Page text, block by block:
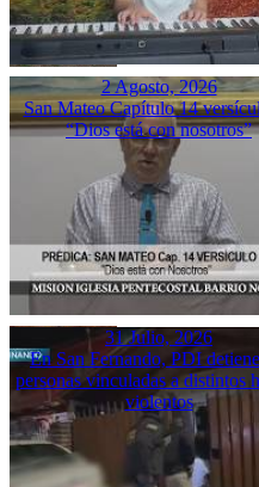
2 Agosto, 2026
San Mateo Capítulo 14
“Dios está con nosotros”
31 Julio, 2026
En San Fernando, PDI
personas vinculadas a distintos
violentos